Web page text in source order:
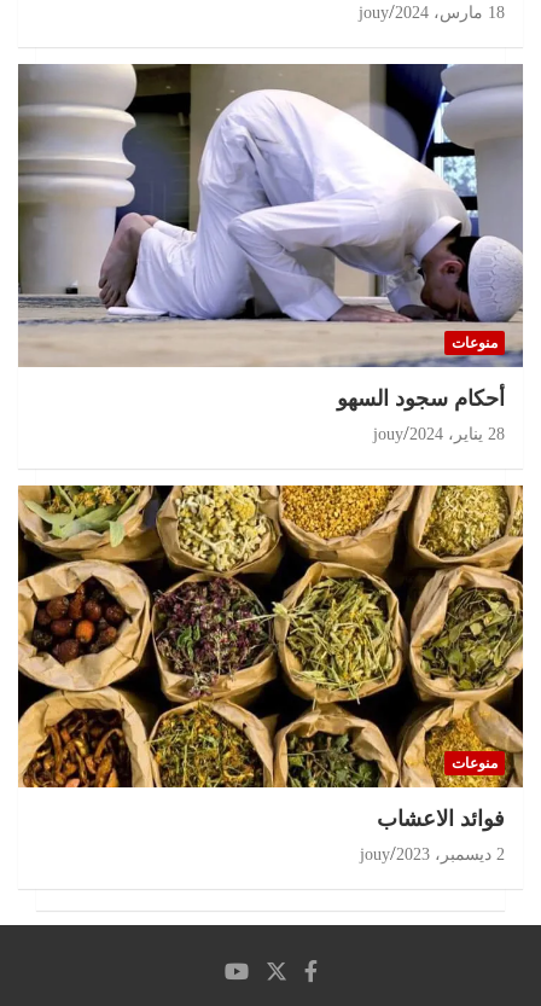
18 مارس، 2024 jouy
منوعات
أحكام سجود السهو
28 يناير، 2024 jouy
منوعات
‏فوائد الاعشاب
2 ديسمبر، 2023 jouy